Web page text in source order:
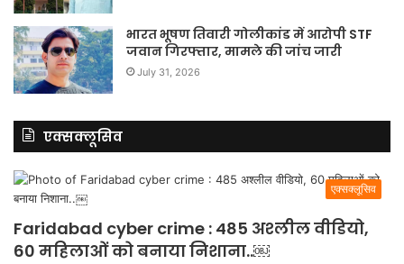
भारत भूषण तिवारी गोलीकांड में आरोपी STF
जवान गिरफ्तार, मामले की जांच जारी
July 31, 2026
एक्सक्लूसिव
एक्सक्लूसिव
Faridabad cyber crime : 485 अश्लील वीडियो,
60 महिलाओं को बनाया निशाना..￼